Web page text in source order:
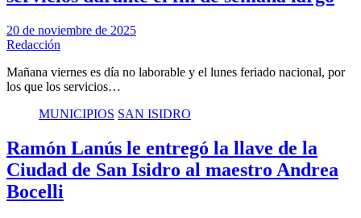
20 de noviembre de 2025
Redacción
Mañana viernes es día no laborable y el lunes feriado nacional, por
los que los servicios…
MUNICIPIOS SAN ISIDRO
Ramón Lanús le entregó la llave de la
Ciudad de San Isidro al maestro Andrea
Bocelli